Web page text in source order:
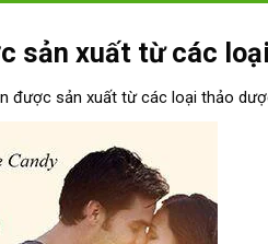
sản xuất từ các
được sản xuất từ các loại thảo